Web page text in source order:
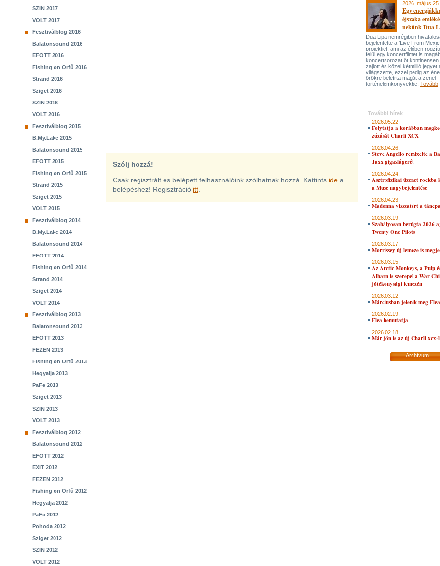
SZIN 2017
VOLT 2017
Fesztiválblog 2016
Balatonsound 2016
EFOTT 2016
Fishing on Orfű 2016
Strand 2016
Sziget 2016
SZIN 2016
VOLT 2016
Fesztiválblog 2015
B.My.Lake 2015
Balatonsound 2015
EFOTT 2015
Fishing on Orfű 2015
Strand 2015
Sziget 2015
VOLT 2015
Fesztiválblog 2014
B.My.Lake 2014
Balatonsound 2014
EFOTT 2014
Fishing on Orfű 2014
Strand 2014
Sziget 2014
VOLT 2014
Fesztiválblog 2013
Balatonsound 2013
EFOTT 2013
FEZEN 2013
Fishing on Orfű 2013
Hegyalja 2013
PaFe 2013
Sziget 2013
SZIN 2013
VOLT 2013
Fesztiválblog 2012
Balatonsound 2012
EFOTT 2012
EXIT 2012
FEZEN 2012
Fishing on Orfű 2012
Hegyalja 2012
PaFe 2012
Pohoda 2012
Sziget 2012
SZIN 2012
VOLT 2012
Szólj hozzá!
Csak regisztrált és belépett felhasználóink szólhatnak hozzá. Kattints ide a
belépéshez! Regisztráció itt
2026. május 25.
Egy
éjszaka
nekünk Dua
Dua Lipa nemrégiben
bejelentette a ’Live From
projektjét, ami az élőben
felül egy koncertfilmet is
koncertsorozat öt kontinensen
zajlott és közel kétmillió jegyet
világszerte, ezzel pedig az
örökre beleírta magát a zenei
történelemkönyvekbe. Tovább
További hírek
2026.05.22.
Folytatja a korábban
zúzását Charli XCX
2026.04.26.
Steve Angello remixelte a
Jaxx gigaslágerét
2026.04.24.
Asztrofizikai üzenet rockba
a Muse nagybejelentése
2026.04.23.
Madonna visszatért a
2026.03.19.
Szabályosan berúgta 2026
Twenty One Pilots
2026.03.17.
Morrissey új lemeze is
2026.03.15.
Az Arctic Monkeys, a Pulp
Albarn is szerepel a War
jótékonysági lemezén
2026.03.12.
Márciusban jelenik meg
2026.02.19.
Flea bemutatja
2026.02.18.
Már jön is az új Charli xcx-
Archívum